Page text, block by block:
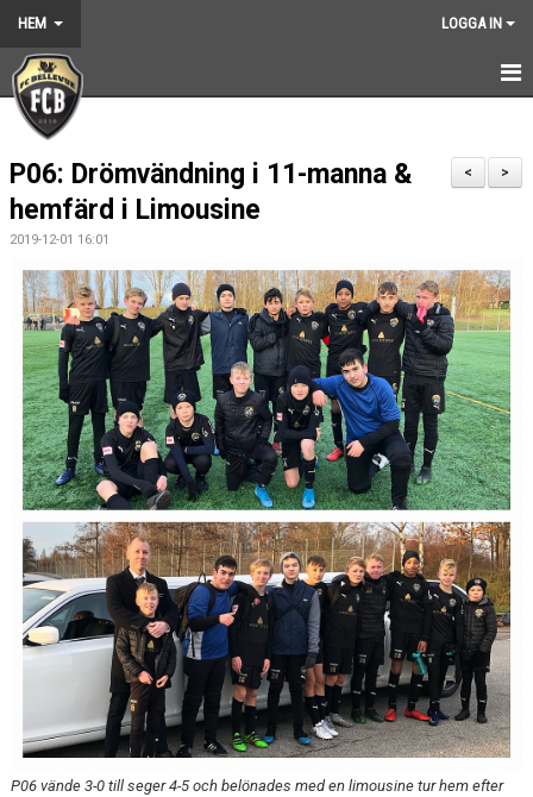
HEM LOGGA IN
HEM
NYHETER
GRUNDARNA
KONTAKT
KALENDER
BILDGALLERI
DOKUMENT
VÅRA LAG
MEDLEMSKAP
KLÄDBESTÄLLNING
SPONSORER
KLUBBMAGASIN
NATIONELLA SPELFORMER
PROVTRÄNING
>
<
P06: Drömvändning i 11-manna &
hemfärd i Limousine
2019-12-01 16:01
P06 vände 3-0 till seger 4-5 och belönades med en limousine tur hem efter